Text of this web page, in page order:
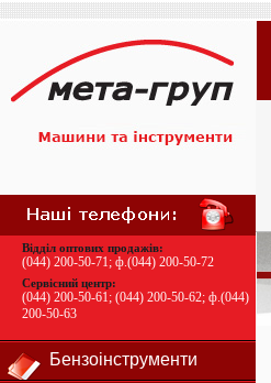
Відділ оптових продажів:
(044) 200-50-71; ф.(044) 200-50-72
Сервісний центр:
(044) 200-50-61; (044) 200-50-62; ф.(044)
200-50-63
Бензоінструменти